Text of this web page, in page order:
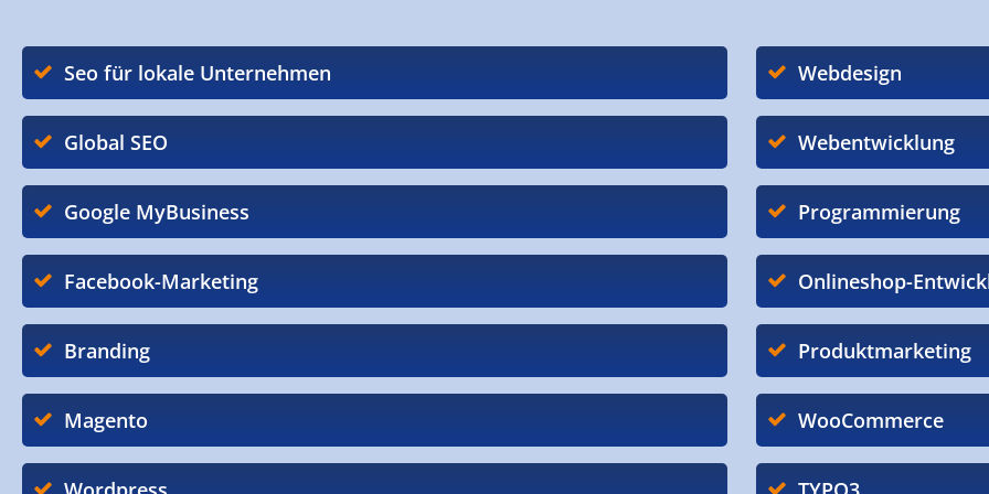
Seo für lokale Unternehmen
Global SEO
Google MyBusiness
Facebook-Marketing
Branding
Magento
Webdesign
Webentwicklung
Programmierung
Onlineshop-
Produktmarketing
WooCommerce